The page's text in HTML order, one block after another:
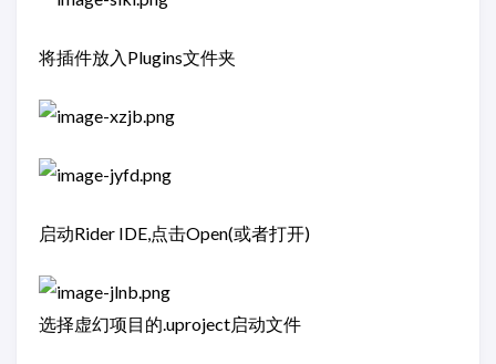
将插件放入Plugins文件夹
启动Rider IDE,点击Open(或者打开)
选择虚幻项目的.uproject启动文件